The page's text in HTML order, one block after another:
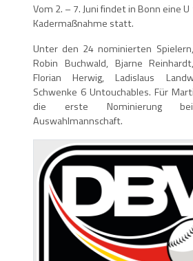
Vom 2. – 7. Juni findet in Bonn eine U
Kadermaßnahme statt.
Unter den 24 nominierten
Robin Buchwald, Bjarne
Florian Herwig, Ladislaus
Schwenke 6 Untouchables. Für
die erste Nominierung
Auswahlmannschaft.